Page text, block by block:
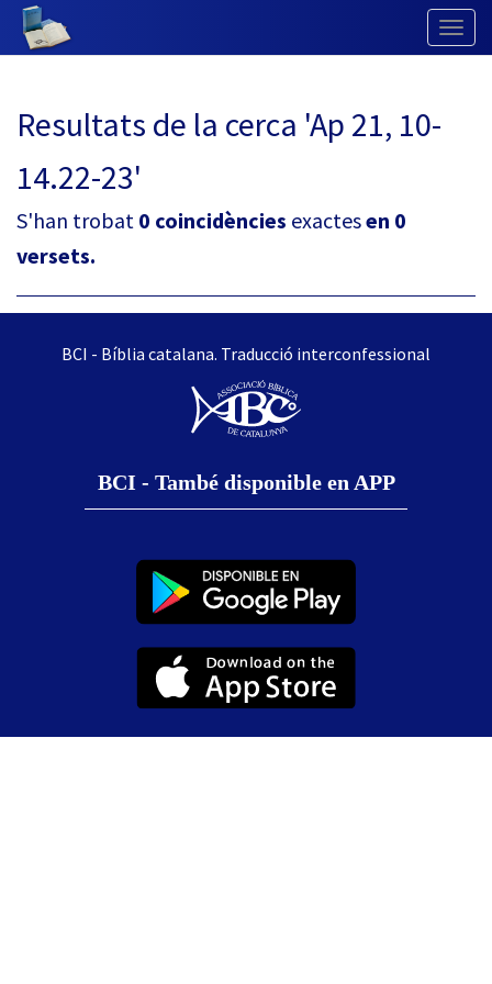
Resultats de la cerca 'Ap 21, 10-
14.22-23'
S'han trobat 0 coincidències exactesen 0
versets.
BCI - Bíblia catalana. Traducció interconfessional
BCI - També disponible en APP